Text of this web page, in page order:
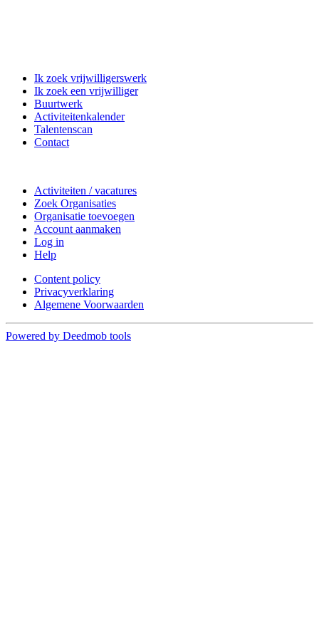
Ik zoek vrijwilligerswerk
Ik zoek een vrijwilliger
Buurtwerk
Activiteitenkalender
Talentenscan
Contact
Activiteiten / vacatures
Zoek Organisaties
Organisatie toevoegen
Account aanmaken
Log in
Help
Content policy
Privacyverklaring
Algemene Voorwaarden
Powered by Deedmob tools